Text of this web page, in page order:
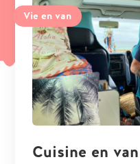
Cuisine en
Vie en van